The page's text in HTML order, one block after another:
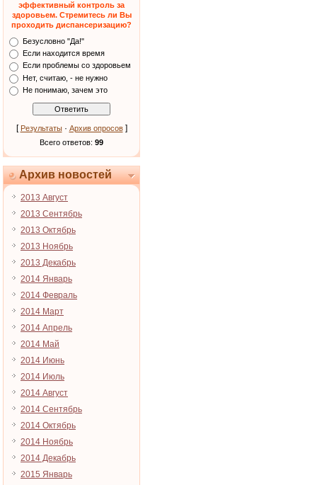
эффективный контроль за
здоровьем. Стремитесь ли Вы
проходить диспансеризацию?
Безусловно "Да!"
Если находится время
Если проблемы со здоровьем
Нет, считаю, - не нужно
Не понимаю, зачем это
[ Результаты· Архив опросов]
Всего ответов: 99
Архив новостей
2013 Август
2013 Сентябрь
2013 Октябрь
2013 Ноябрь
2013 Декабрь
2014 Январь
2014 Февраль
2014 Март
2014 Апрель
2014 Май
2014 Июнь
2014 Июль
2014 Август
2014 Сентябрь
2014 Октябрь
2014 Ноябрь
2014 Декабрь
2015 Январь